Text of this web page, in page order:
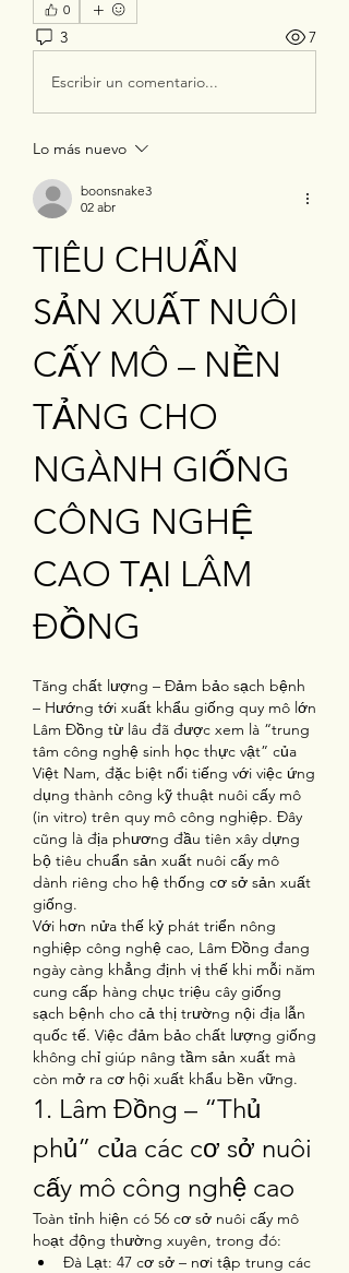
0
3 7
Escribir un comentario...
Lo más nuevo
boonsnake3
02 abr
TIÊU CHUẨN
SẢN XUẤT NUÔI
CẤY MÔ – NỀN
TẢNG CHO
NGÀNH GIỐNG
CÔNG NGHỆ
CAO TẠI LÂM
ĐỒNG
Tăng chất lượng – Đảm bảo sạch bệnh
– Hướng tới xuất khẩu giống quy mô lớn
Lâm Đồng từ lâu đã được xem là “trung
tâm công nghệ sinh học thực vật” của
Việt Nam, đặc biệt nổi tiếng với việc ứng
dụng thành công kỹ thuật nuôi cấy mô
(in vitro) trên quy mô công nghiệp. Đây
cũng là địa phương đầu tiên xây dựng
bộ tiêu chuẩn sản xuất nuôi cấy mô
dành riêng cho hệ thống cơ sở sản xuất
giống.
Với hơn nửa thế kỷ phát triển nông
nghiệp công nghệ cao, Lâm Đồng đang
ngày càng khẳng định vị thế khi mỗi năm
cung cấp hàng chục triệu cây giống
sạch bệnh cho cả thị trường nội địa lẫn
quốc tế. Việc đảm bảo chất lượng giống
không chỉ giúp nâng tầm sản xuất mà
còn mở ra cơ hội xuất khẩu bền vững.
1. Lâm Đồng – “Thủ
phủ” của các cơ sở nuôi
cấy mô công nghệ cao
Toàn tỉnh hiện có 56 cơ sở nuôi cấy mô
hoạt động thường xuyên, trong đó:
Đà Lạt: 47 cơ sở – nơi tập trung các